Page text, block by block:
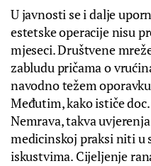
U javnosti se i dalje
estetske operacije nisu
mjeseci. Društvene
zabludu pričama o
navodno težem
Međutim, kako ističe
Nemrava, takva
medicinskoj praksi niti
iskustvima. Cijeljenje